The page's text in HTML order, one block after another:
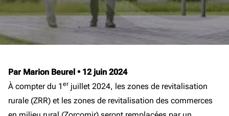
Par Marion Beurel • 12 juin 2024
À compter du 1 er juillet 2024, les zones de revitalisation
rurale (ZRR) et les zones de revitalisation des commerces